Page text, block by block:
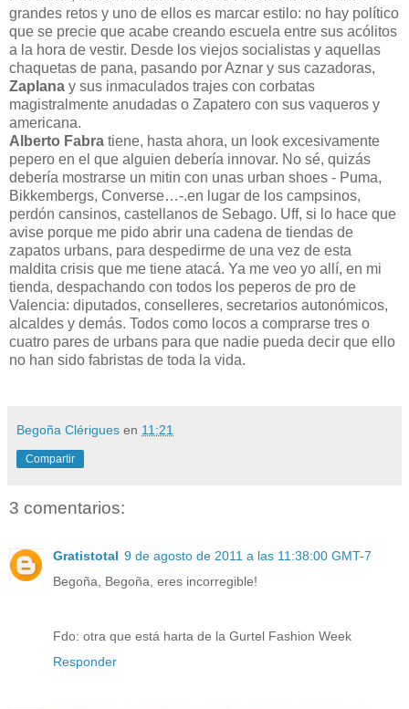
grandes retos y uno de ellos es marcar estilo: no hay político
que se precie que acabe creando escuela entre sus acólitos
a la hora de vestir. Desde los viejos socialistas y aquellas
chaquetas de pana, pasando por Aznar y sus cazadoras,
Zaplana y sus inmaculados trajes con corbatas
magistralmente anudadas o Zapatero con sus vaqueros y
americana.
Alberto Fabra tiene, hasta ahora, un look excesivamente
pepero en el que alguien debería innovar. No sé, quizás
debería mostrarse un mitin con unas urban shoes - Puma,
Bikkembergs, Converse…-.en lugar de los campsinos,
perdón cansinos, castellanos de Sebago. Uff, si lo hace que
avise porque me pido abrir una cadena de tiendas de
zapatos urbans, para despedirme de una vez de esta
maldita crisis que me tiene atacá. Ya me veo yo allí, en mi
tienda, despachando con todos los peperos de pro de
Valencia: diputados, conselleres, secretarios autonómicos,
alcaldes y demás. Todos como locos a comprarse tres o
cuatro pares de urbans para que nadie pueda decir que ello
no han sido fabristas de toda la vida.
Begoña Clérigues en 11:21
Compartir
3 comentarios:
Gratistotal 9 de agosto de 2011 a las 11:38:00 GMT-7
Begoña, Begoña, eres incorregible!
Fdo: otra que está harta de la Gurtel Fashion Week
Responder